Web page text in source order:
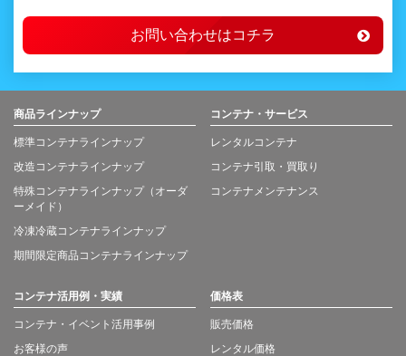
お問い合わせはコチラ
商品ラインナップ
標準コンテナラインナップ
改造コンテナラインナップ
特殊コンテナラインナップ（オーダ
ーメイド）
冷凍冷蔵コンテナラインナップ
期間限定商品コンテナラインナップ
コンテナ・サービス
レンタルコンテナ
コンテナ引取・買取り
コンテナメンテナンス
コンテナ活用例・実績
コンテナ・イベント活用事例
お客様の声
価格表
販売価格
レンタル価格